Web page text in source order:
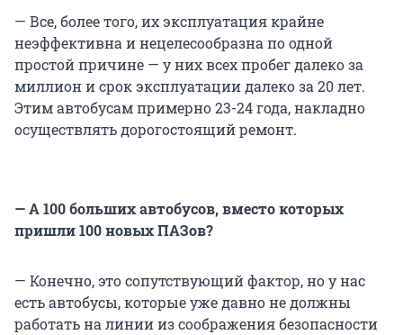
— Все, более того, их эксплуатация крайне
неэффективна и нецелесообразна по одной
простой причине — у них всех пробег далеко за
миллион и срок эксплуатации далеко за 20 лет.
Этим автобусам примерно 23-24 года, накладно
осуществлять дорогостоящий ремонт.
— А 100 больших автобусов, вместо которых
пришли 100 новых ПАЗов?
— Конечно, это сопутствующий фактор, но у нас
есть автобусы, которые уже давно не должны
работать на линии из соображения безопасности